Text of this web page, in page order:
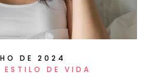
DE 2024
ESTILO DE VIDA